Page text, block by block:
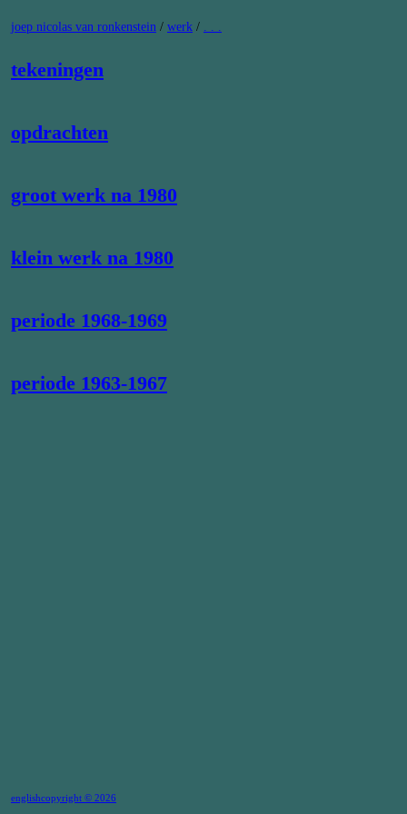
naar
joep nicolas van ronkenstein / werk /
tekeningen
opdrachten
groot werk na 1980
klein werk na 1980
periode 1968-1969
periode 1963-1967
englishcopyright © 2026